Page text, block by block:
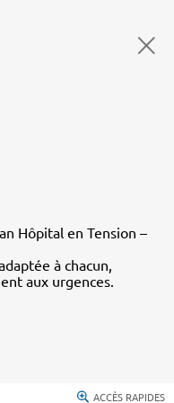
Hôpital en Tension –
à chacun,
aux urgences.
ACCÈS RAPIDES